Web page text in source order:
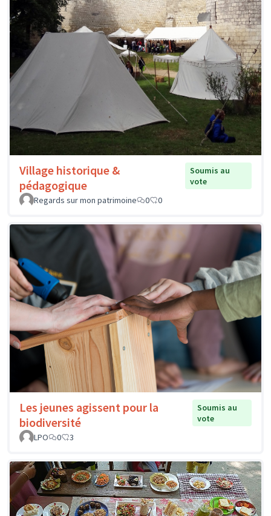
Village historique &
pédagogique
Soumis au
vote
Regards sur mon patrimoine
0 0
Les jeunes agissent pour la
biodiversité
Soumis au
vote
LPO
0 3